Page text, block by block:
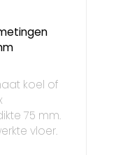
koel of
75 mm.
vloer.